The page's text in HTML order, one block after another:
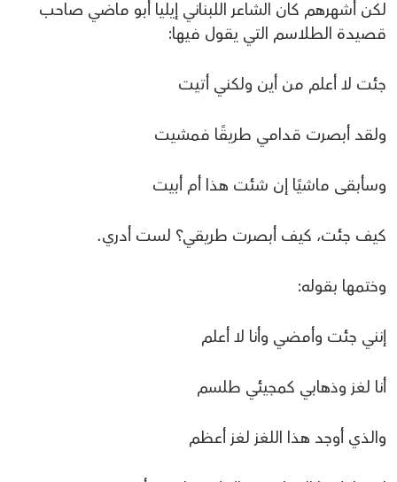
لكن أشهرهم كان الشاعر اللبناني إيليا أبو ماضي صاحب
قصيدة الطلاسم التي يقول فيها:
جئت لا أعلم من أين ولكني أتيت
ولقد أبصرت قدامي طريقًا فمشيت
وسأبقى ماشيًا إن شئت هذا أم أبيت
كيف جئت، كيف أبصرت طريقي؟ لست أدري.
وختمها بقوله:
إنني جئت وأمضي وأنا لا أعلم
أنا لغز وذهابي كمجيئي طلسم
والذي أوجد هذا اللغز لغز أعظم